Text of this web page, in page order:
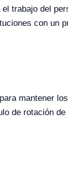
trabajo del
con un
mantener
de rotación